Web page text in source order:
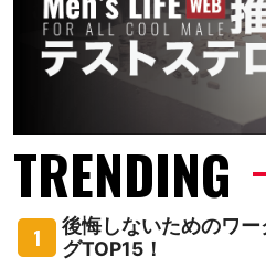
TRENDING
後悔しないためのワ
グTOP15！